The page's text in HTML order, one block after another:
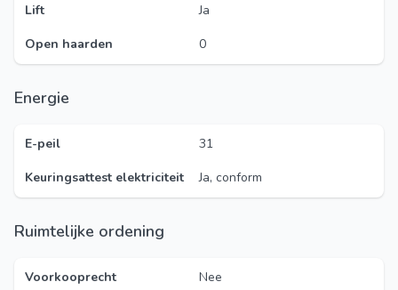
Lift
Ja
Open haarden
0
Energie
E-peil
31
Keuringsattest elektriciteit
Ja, conform
Ruimtelijke ordening
Voorkooprecht
Nee